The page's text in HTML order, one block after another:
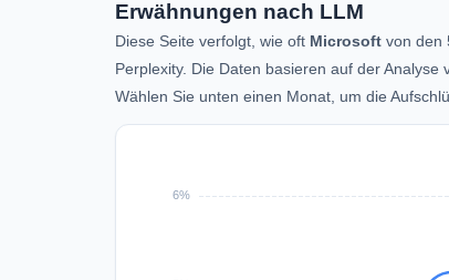
Erwähnungen nach LLM
Diese Seite verfolgt, wie oft Microsoft von den
Perplexity. Die Daten basieren auf der
Wählen Sie unten einen Monat, um die